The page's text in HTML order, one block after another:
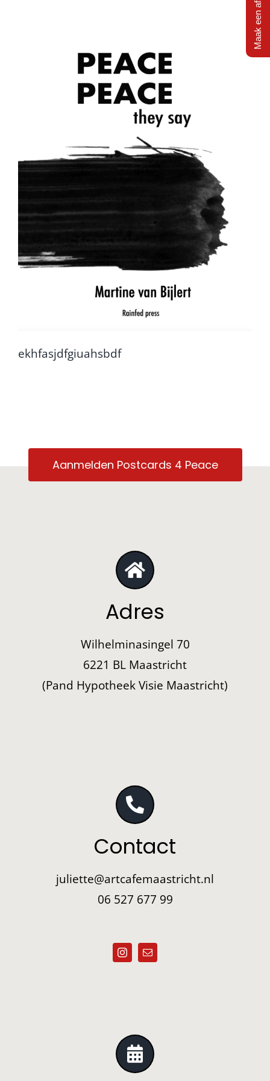
ekhfasjdfgiuahsbdf
Aanmelden Postcards 4 Peace
Adres
Wilhelminasingel 70
6221 BL Maastricht
(Pand Hypotheek Visie Maastricht)
Contact
juliette@artcafemaastricht.nl
06 527 677 99